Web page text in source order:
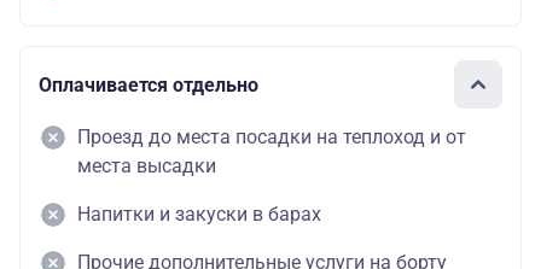
Оплачивается отдельно
Проезд до места посадки на теплоход и от
места высадки
Напитки и закуски в барах
Прочие дополнительные услуги на борту